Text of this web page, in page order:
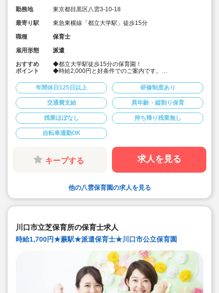
勤務地
東京都目黒区八雲3-10-18
最寄り駅
東急東横線「都立大学駅」徒歩15分
職種
保育士
雇用形態
派遣
おすすめ
ポイント
◆都立大学駅徒歩15分の保育園！
◆時給2,000円と好条件でのご案内です。
◆時間固定勤務OKです。
◆連絡帳・保育日誌など書類はタブレット端末などを利
用して楽々入力。
◆子供たちと離れてしっかり60分休憩をしてもらいま
す。
◆あなたが休みの際は、代替保育士が代わりに出勤する
こともできます。
◆複数担任での配置を予定しておりますが、カリキュラ
ム作成等はございません。
◆保育士専任のコンサルタントはあなたの派遣就業を丁
寧にサポートいたします。
年間休日125日以上 研修制度あり
交通費支給 異年齢・縦割り保育
残業ほぼなし 持ち帰り残業無し
自転車通勤OK
キープする 求人を見る
他の八雲保育園の求人を見る
川口市立芝保育所の保育士求人
時給1,700円★蕨駅★派遣保育士★川口市公立保育園